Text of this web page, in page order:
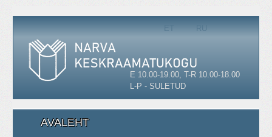
ET RU
E 10.00-19.00, T-R 10.00-18.00
L-P - SULETUD
AVALEHT